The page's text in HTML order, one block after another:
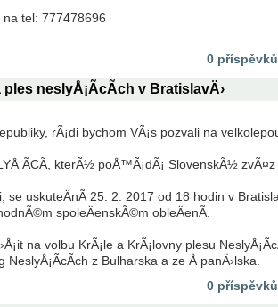
na tel: 777478696
0 příspěvků
neslyÅ¡Ã­cÃ­ch v BratislavÄ›
rÃ¡di bychom VÃ¡s pozvali na
ÃCÃ, kterÃ½ poÅ™Ã¡dÃ¡ SlovenskÃ½ zvÃ¤z
se uskuteÄnÃ­ 25. 2. 2017 od 18 hodin v
spoleÄenskÃ©m obleÄenÃ­.
na volbu KrÃ¡le a KrÃ¡lovny plesu
z Bulharska a ze Å panÄ›lska.
0 příspěvků